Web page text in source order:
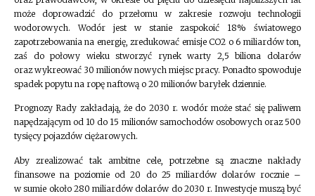
może doprowadzić do przełomu w zakresie rozwoju technologii
wodorowych. Wodór jest w stanie zaspokoić 18% światowego
zapotrzebowania na energię, zredukować emisje CO2 o 6 miliardów ton,
zaś do połowy wieku stworzyć rynek warty 2,5 biliona dolarów
oraz wykreować 30 milionów nowych miejsc pracy. Ponadto spowoduje
spadek popytu na ropę naftową o 20 milionów baryłek dziennie.
Prognozy Rady zakładają, że do 2030 r. wodór może stać się paliwem
napędzającym od 10 do 15 milionów samochodów osobowych oraz 500
tysięcy pojazdów ciężarowych.
Aby zrealizować tak ambitne cele, potrzebne są znaczne nakłady
finansowe na poziomie od 20 do 25 miliardów dolarów rocznie –
w sumie około 280 miliardów dolarów do 2030 r. Inwestycje muszą być